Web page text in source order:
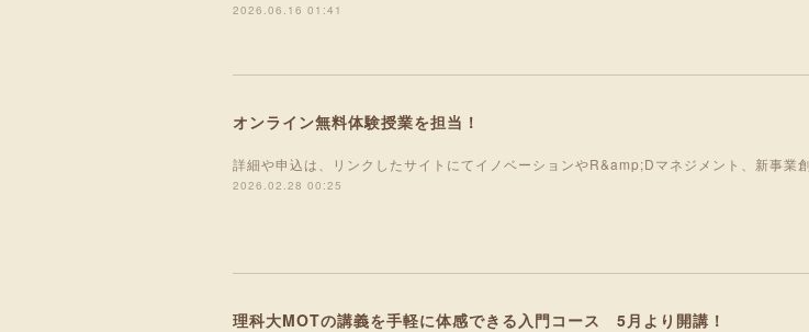
2026.06.16 01:41
オンライン無料体験授業を担当！
詳細や申込は、リンクしたサイトにてイノベーションやR&amp;Dマネジメント、新事業
2026.02.28 00:25
理科大MOTの講義を手軽に体感できる入門コース 5月より開講！